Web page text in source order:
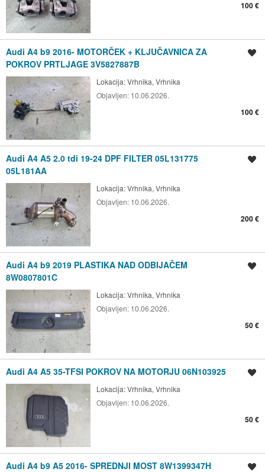
100 €
Audi A4 b9 2016- MOTORČEK + KLJUČAVNICA ZA
POKROV PRTLJAGE 3V5827887B
Lokacija:Vrhnika, Vrhnika
Objavljen: 10.06.2026.
100 €
Audi A4 A5 2.0 tdi 19-24 DPF FILTER 05L131775
05L181AA
Lokacija:Vrhnika, Vrhnika
Objavljen: 10.06.2026.
200 €
Audi A4 b9 2019 PLASTIKA NAD ODBIJAČEM
8W0807801C
Lokacija:Vrhnika, Vrhnika
Objavljen: 10.06.2026.
50 €
Audi A4 A5 35-TFSI POKROV NA MOTORJU 06N103925
Lokacija:Vrhnika, Vrhnika
Objavljen: 10.06.2026.
50 €
Audi A4 b9 A5 2016- SPREDNJI MOST 8W1399347H